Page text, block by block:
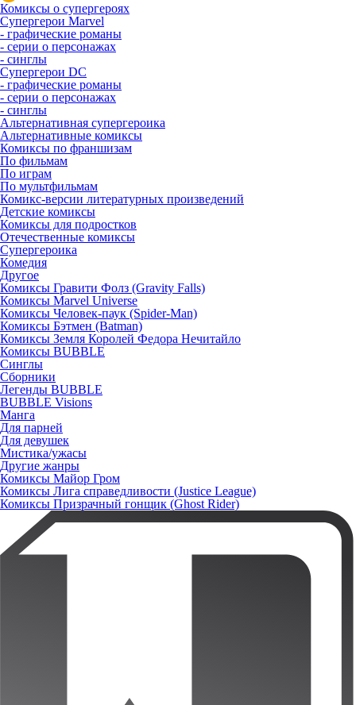
Комиксы о супергероях
Супергерои Marvel
- графические романы
- серии о персонажах
- синглы
Супергерои DC
- графические романы
- серии о персонажах
- синглы
Альтернативная супергероика
Альтернативные комиксы
Комиксы по франшизам
По фильмам
По играм
По мультфильмам
Комикс-версии литературных произведений
Детские комиксы
Комиксы для подростков
Отечественные комиксы
Супергероика
Комедия
Другое
Комиксы Гравити Фолз (Gravity Falls)
Комиксы Marvel Universe
Комиксы Человек-паук (Spider-Man)
Комиксы Бэтмен (Batman)
Комиксы Земля Королей Федора Нечитайло
Комиксы BUBBLE
Синглы
Сборники
Легенды BUBBLE
BUBBLE Visions
Манга
Для парней
Для девушек
Мистика/ужасы
Другие жанры
Комиксы Майор Гром
Комиксы Лига справедливости (Justice League)
Комиксы Призрачный гонщик (Ghost Rider)